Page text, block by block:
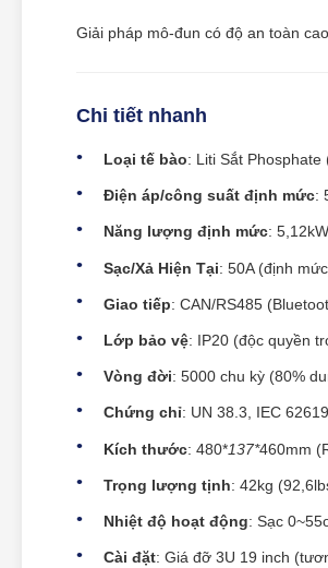
Giải pháp mô-đun có độ an toàn
Chi tiết nhanh
Loại tế bào: Liti Sắt Phosphate
Điện áp/công suất định mức:
Năng lượng định mức:
Sạc/Xả Hiện Tại: 50A (định
Giao tiếp: CAN/RS485
Lớp bảo vệ: IP20 (độc quyền
Vòng đời: 5000 chu kỳ (80%
Chứng chỉ: UN 38.3, IEC
Kích thước: 480*137*460mm
Trọng lượng tịnh: 42kg
Nhiệt độ hoạt động: Sạc
Cài đặt: Giá đỡ 3U 19 inch